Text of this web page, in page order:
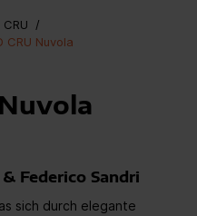
CRU
/
CRU Nuvola
Federico Sandri
sich durch elegante